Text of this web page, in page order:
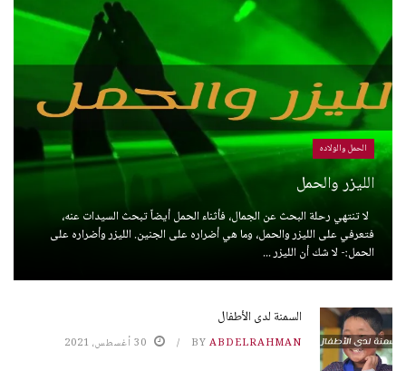
الحمل والولاده
الليزر والحمل
لا تنتهي رحلة البحث عن الجمال، فأثناء الحمل أيضاً تبحث السيدات عنه،
فتعرفي على الليزر والحمل، وما هي أضراره على الجنين. الليزر وأضراره على
الحمل:- لا شك أن الليزر ...
السمنة لدى الأطفال
BY ABDELRAHMAN 30 أغسطس، 2021